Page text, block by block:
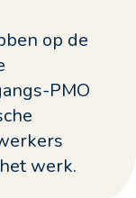
op de
PMO
werk.